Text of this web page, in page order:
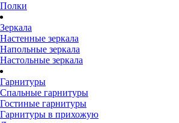
Полки
Зеркала
Настенные зеркала
Напольные зеркала
Настольные зеркала
Гарнитуры
Спальные гарнитуры
Гостиные гарнитуры
Гарнитуры в прихожую